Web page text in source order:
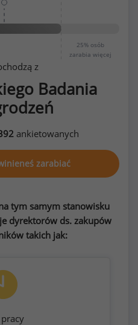
25% osób
zarabia więcej
z
Badania
ankietowanych
zarabiać
tym samym stanowisku
dyrektorów ds. zakupów
takich jak: